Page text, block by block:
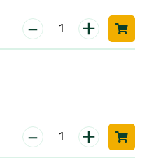
- +
- +